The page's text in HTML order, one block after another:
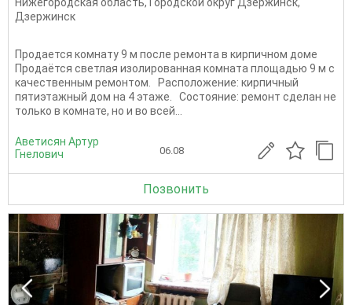
Дзержинск
Продается комнату 9 м после ремонта в кирпичном доме
Продаётся светлая изолированная комната площадью 9 м с
качественным ремонтом. Расположение: кирпичный
пятиэтажный дом на 4 этаже. Состояние: ремонт сделан не
только в комнате, но и во всей...
Аветисян Артур
Гнелович
06.08
Позвонить